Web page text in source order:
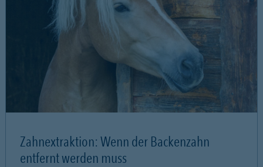
Zahnextraktion: Wenn der Backenzahn
entfernt werden muss